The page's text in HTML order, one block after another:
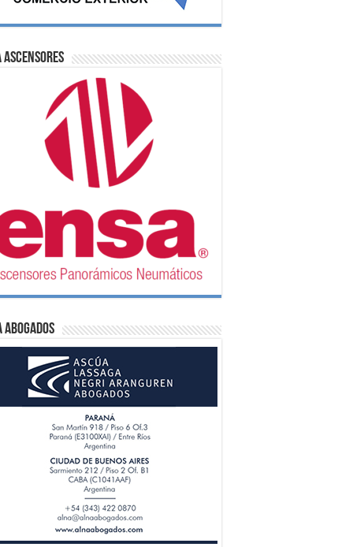
Ascensores
Abogados